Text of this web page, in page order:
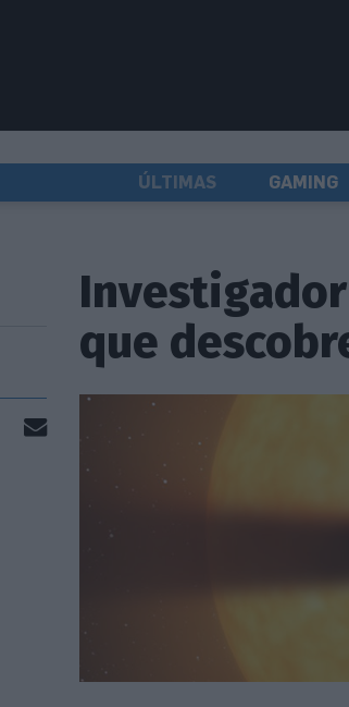
ÚLTIMAS
GAMING
que